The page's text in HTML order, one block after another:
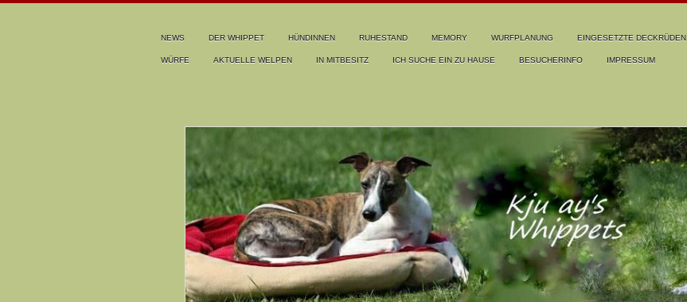
NEWS DER WHIPPET HÜNDINNEN RUHESTAND MEMORY WURFPLANUNG EINGESETZTE DECKRÜDEN
WÜRFE AKTUELLE WELPEN IN MITBESITZ ICH SUCHE EIN ZU HAUSE BESUCHERINFO IMPRESSUM